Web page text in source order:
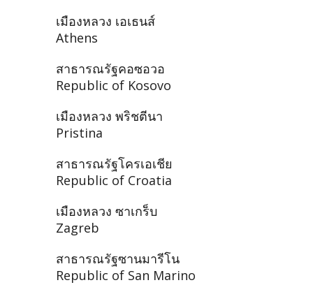
เมืองหลวง เอเธนส์
Athens
สาธารณรัฐคอซอวอ
Republic of Kosovo
เมืองหลวง พริชตีนา
Pristina
สาธารณรัฐโครเอเชีย
Republic of Croatia
เมืองหลวง ซาเกร็บ
Zagreb
สาธารณรัฐซานมารีโน
Republic of San Marino